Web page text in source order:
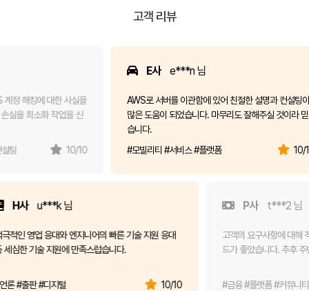
고객 리뷰
대한 사실을
화 작업을 신
10/10
e***n 님
AWS로 서버를 이관함에 있어 친절한 설명과 컨설팅이
많은 도움이 되었습니다. 마무리도 잘해주실 것이라 믿
10/10
#모빌리티 #서비스 #플랫폼
H사
적극적인 영업 응대와 엔지니어의 빠른 기술 지원 응대
등 세심한 기술 지원에 만족스럽습니다.
#언론 #출판 #디지털
P사
고객의 요구사
드가 좋았습니
#금융 #플랫폼